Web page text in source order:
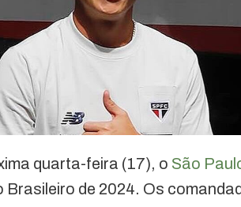
quarta-feira (17), o São
Brasileiro de 2024. Os